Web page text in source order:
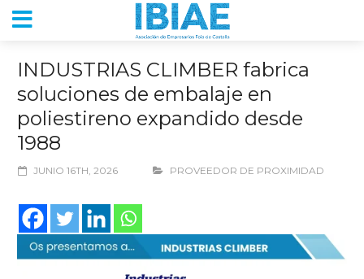
INDUSTRIAS CLIMBER fabrica
soluciones de embalaje en
poliestireno expandido desde
1988
JUNIO 16TH, 2026 PROVEEDOR DE PROXIMIDAD